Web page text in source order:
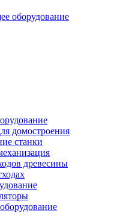
оборудование
домостроения
станки
древесины